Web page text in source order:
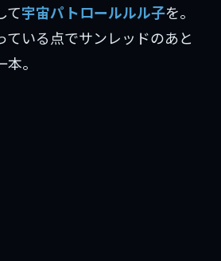
て宇宙パトロールルル子を。
ている点でサンレッドのあと
。